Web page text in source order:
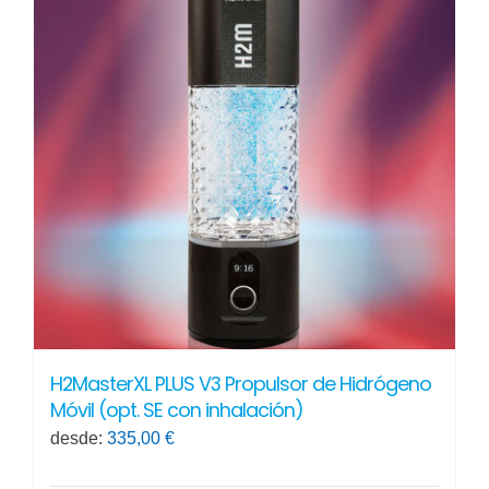
la
producto
H2MasterXL PLUS V3 Propulsor de Hidrógeno
Móvil (opt. SE con inhalación)
desde: 335,00 €